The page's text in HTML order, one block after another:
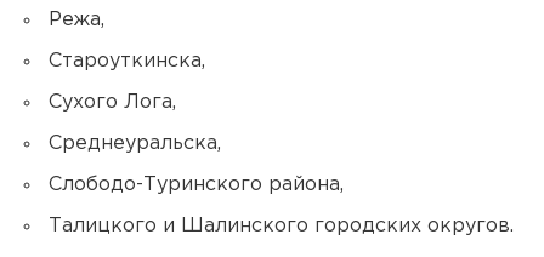
Режа,
Староуткинска,
Сухого Лога,
Среднеуральска,
Слободо-Туринского района,
Талицкого и Шалинского городских округов.